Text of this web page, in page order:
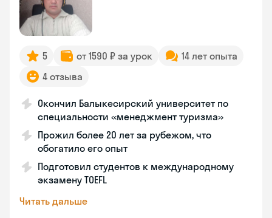
5 от 1590 ₽ за урок
14 лет опыта
4 отзыва
Окончил Балыкесирский университет по
специальности «менеджмент туризма»
Прожил более 20 лет за рубежом, что
обогатило его опыт
Подготовил студентов к международному
экзамену TOEFL
Читать дальше